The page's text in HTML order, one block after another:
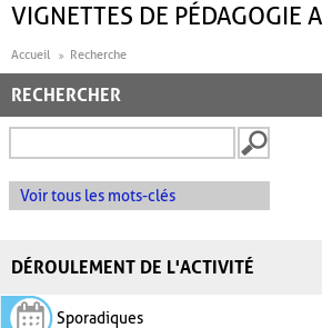
VIGNETTES DE PÉDAGOGIE
Accueil Recherche
RECHERCHER
Voir tous les mots-clés
DÉROULEMENT DE L'ACTIVITÉ
Sporadiques